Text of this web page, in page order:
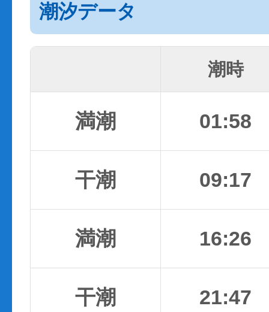
潮汐データ
潮時
満潮 01:58
干潮 09:17
満潮 16:26
干潮 21:47